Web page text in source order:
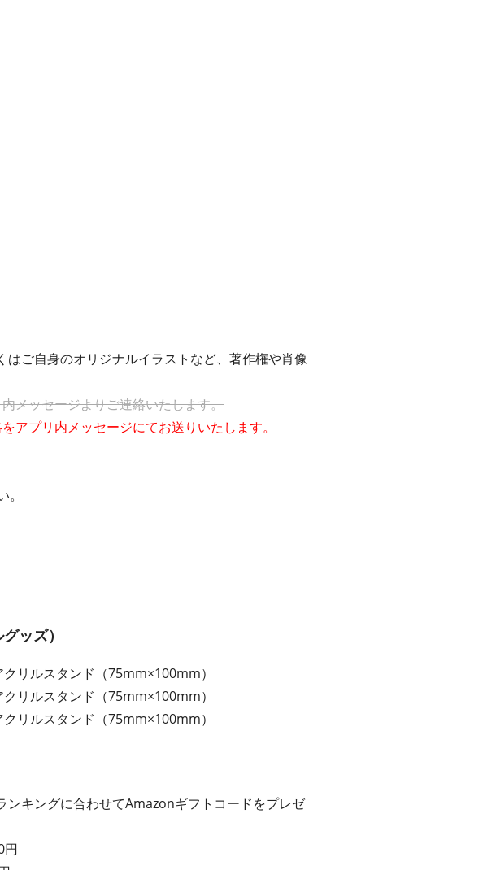
ご自身のオリジナルイラストなど、著作権や肖像
メッセージよりご連絡いたします。
プリ内メッセージにてお送りいたします。
ッズ）
リルスタンド（75mm×100mm）
リルスタンド（75mm×100mm）
リルスタンド（75mm×100mm）
キングに合わせてAmazonギフトコードをプレゼ
円